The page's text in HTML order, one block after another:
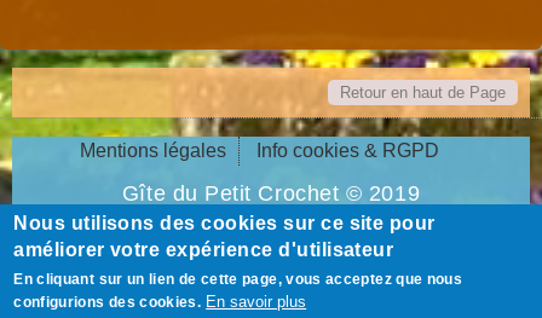
Retour en haut de Page
Mentions légales Info cookies & RGPD
Gîte du Petit Crochet © 2019
5, rue du Petit Crochet - 72130 Fresnay-sur-
Sarthe
07.87.13.27.80
Nous utilisons des cookies sur ce site pour
améliorer votre expérience d'utilisateur
En cliquant sur un lien de cette page, vous acceptez que nous
configurions des cookies. En savoir plus